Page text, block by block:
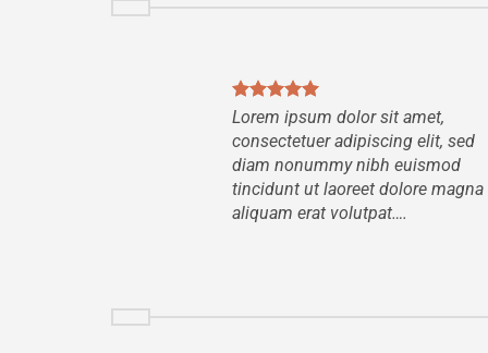
Lorem ipsum dolor sit amet,
consectetuer adipiscing elit, sed
diam nonummy nibh euismod
tincidunt ut laoreet dolore magna
aliquam erat volutpat….